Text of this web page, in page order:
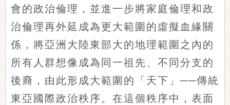
會的政治倫理，並進一步將家庭倫理和政
治倫理再外延成為更大範圍的虛擬血緣關
係，將亞洲大陸東部大的地理範圍之內的
所有人群想像成為同一祖先、不同分支的
後裔，由此形成大範圍的「天下」──傳統
東亞國際政治秩序。在這個秩序中，表面